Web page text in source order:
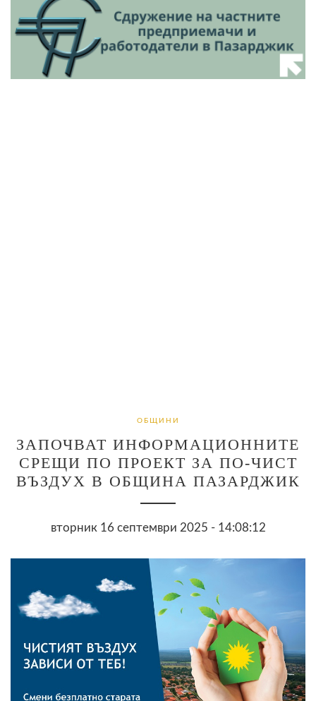
ОБЩИНИ
ЗАПОЧВАТ ИНФОРМАЦИОННИТЕ
СРЕЩИ ПО ПРОЕКТ ЗА ПО-ЧИСТ
ВЪЗДУХ В ОБЩИНА ПАЗАРДЖИК
вторник 16 септември 2025 - 14:08:12